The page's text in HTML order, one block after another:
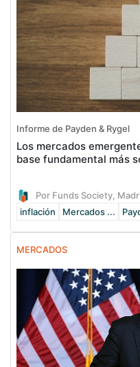
Informe de Payden & Rygel
Los mercados
base fundamental más
Por Funds Society,
inflación
Mercados ...
MERCADOS